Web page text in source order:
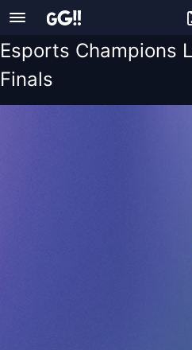
Esports Champions
Finals